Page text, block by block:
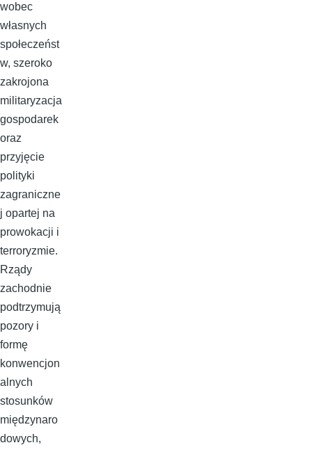
wobec
własnych
społeczeńst
w, szeroko
zakrojona
militaryzacja
gospodarek
oraz
przyjęcie
polityki
zagraniczne
j opartej na
prowokacji i
terroryzmie.
Rządy
zachodnie
podtrzymują
pozory i
formę
konwencjon
alnych
stosunków
międzynaro
dowych,